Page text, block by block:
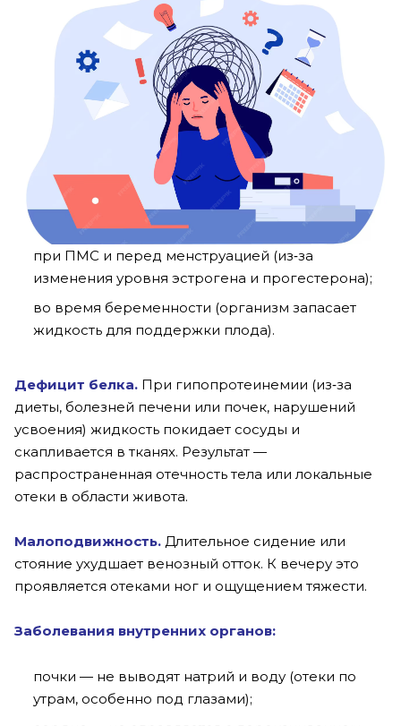
при ПМС и перед менструацией (из‑за
изменения уровня эстрогена и прогестерона);
во время беременности (организм запасает
жидкость для поддержки плода).
Дефицит белка. При гипопротеинемии (из‑за
диеты, болезней печени или почек, нарушений
усвоения) жидкость покидает сосуды и
скапливается в тканях. Результат —
распространенная отечность тела или локальные
отеки в области живота.
Малоподвижность. Длительное сидение или
стояние ухудшает венозный отток. К вечеру это
проявляется отеками ног и ощущением тяжести.
Заболевания внутренних органов:
почки — не выводят натрий и воду (отеки по
утрам, особенно под глазами);